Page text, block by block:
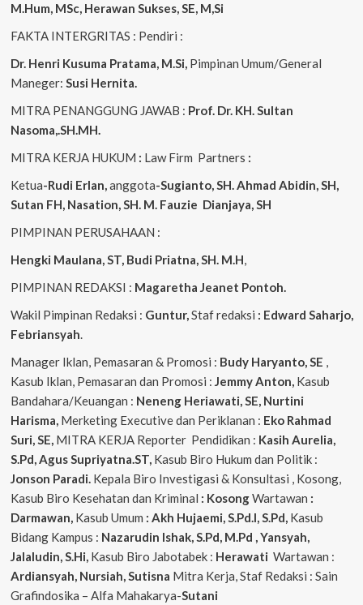
M.Hum, MSc, Herawan Sukses, SE, M,Si
FAKTA INTERGRITAS : Pendiri :
Dr. Henri Kusuma Pratama, M.Si, Pimpinan Umum/General
Maneger: Susi Hernita.
MITRA PENANGGUNG JAWAB : Prof. Dr. KH. Sultan
Nasoma,.SH.MH.
MITRA KERJA HUKUM : Law Firm Partners :
Ketua-Rudi Erlan,anggota-Sugianto, SH. Ahmad Abidin, SH,
Sutan FH, Nasation, SH. M. Fauzie Dianjaya, SH
PIMPINAN PERUSAHAAN :
Hengki Maulana, ST, Budi Priatna, SH. M.H,
PIMPINAN REDAKSI : Magaretha Jeanet Pontoh.
Wakil Pimpinan Redaksi : Guntur,Staf redaksi : Edward Saharjo,
Febriansyah.
Manager Iklan, Pemasaran & Promosi : Budy Haryanto, SE ,
Kasub Iklan, Pemasaran dan Promosi : Jemmy Anton, Kasub
Bandahara/Keuangan : Neneng Heriawati, SE, Nurtini
Harisma, Merketing Executive dan Periklanan : Eko Rahmad
Suri, SE, MITRA KERJA Reporter Pendidikan : Kasih Aurelia,
S.Pd, AgusSupriyatna.ST, Kasub Biro Hukum dan Politik :
Jonson Paradi. Kepala Biro Investigasi & Konsultasi , Kosong,
Kasub Biro Kesehatan dan Kriminal : KosongWartawan :
Darmawan, Kasub Umum : Akh Hujaemi, S.Pd.I, S.Pd, Kasub
Bidang Kampus : Nazarudin Ishak, S.Pd, M.Pd , Yansyah,
Jalaludin, S.Hi, Kasub Biro Jabotabek : Herawati Wartawan :
Ardiansyah, Nursiah, Sutisna Mitra Kerja, Staf Redaksi : Sain
Grafindosika – Alfa Mahakarya-Sutani